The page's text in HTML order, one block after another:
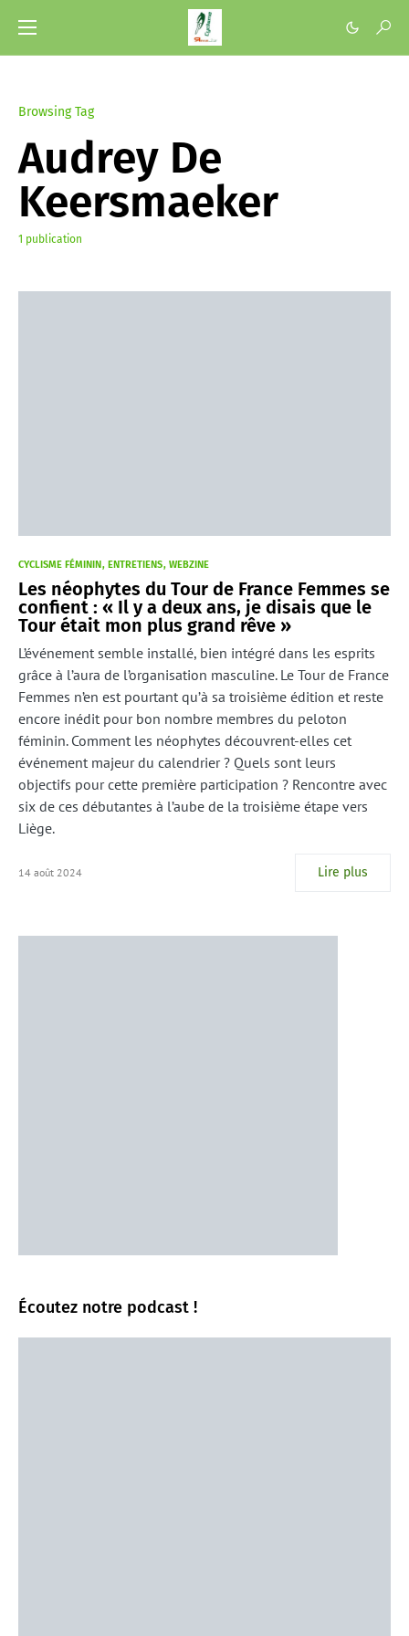
Browsing Tag
Audrey De
Keersmaeker
1 publication
CYCLISME FÉMININ ENTRETIENS WEBZINE
Les néophytes du Tour de France Femmes se
confient : « Il y a deux ans, je disais que le
Tour était mon plus grand rêve »
L’événement semble installé, bien intégré dans les esprits
grâce à l’aura de l’organisation masculine. Le Tour de France
Femmes n’en est pourtant qu’à sa troisième édition et reste
encore inédit pour bon nombre membres du peloton
féminin. Comment les néophytes découvrent-elles cet
événement majeur du calendrier ? Quels sont leurs
objectifs pour cette première participation ? Rencontre avec
six de ces débutantes à l’aube de la troisième étape vers
Liège.
14 août 2024 Lire plus
Écoutez notre podcast !